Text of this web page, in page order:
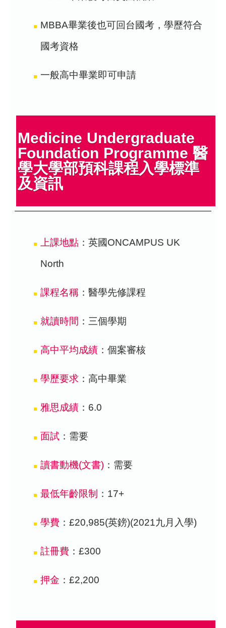
MBBA畢業後也可回台國考，學歷符合
國考資格
一般高中畢業即可申請
Medicine Undergraduate
Foundation Programme 醫
學大學部預科課程入學標準
及資訊
上課地點 ：英國ONCAMPUS UK
North
課程名稱 ：醫學先修課程
就讀時間 ：三個學期
高中平均成績 ：個案審核
學歷要求 ：高中畢業
雅思成績 ：6.0
面試 ：需要
讀書動機(文書) ：需要
最低年齡限制 ：17+
學費 ：£20,985(英鎊)(2021九月入學)
註冊費 ：£300
押金 ：£2,200